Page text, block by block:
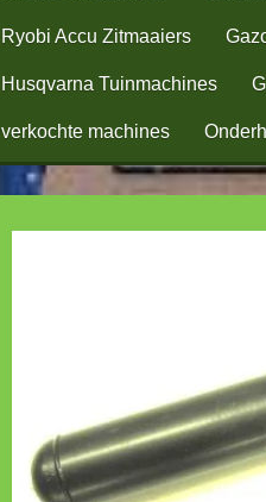
Ryobi Accu Zitmaaiers
Husqvarna Tuinmachines
verkochte machines